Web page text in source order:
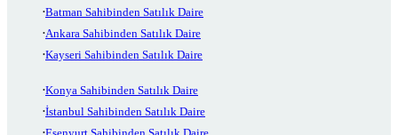
Batman Sahibinden Satılık Daire
Ankara Sahibinden Satılık Daire
Kayseri Sahibinden Satılık Daire
Konya Sahibinden Satılık Daire
İstanbul Sahibinden Satılık Daire